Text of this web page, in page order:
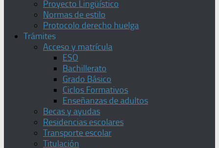
Proyecto Lingüístico
Normas de estilo
Protocolo derecho huelga
Trámites
Acceso y matrícula
ESO
Bachillerato
Grado Básico
Ciclos Formativos
Enseñanzas de adultos
Becas y ayudas
Residencias escolares
Transporte escolar
Titulación